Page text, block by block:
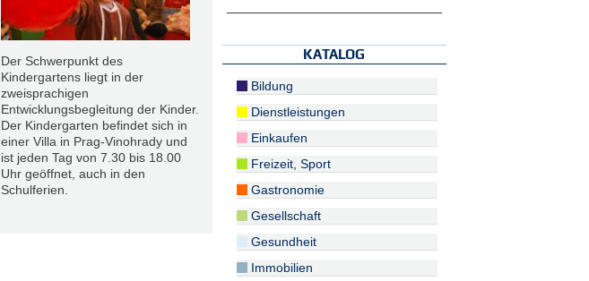
Der Schwerpunkt des
Kindergartens liegt in der
zweisprachigen
Entwicklungsbegleitung der Kinder.
Der Kindergarten befindet sich in
einer Villa in Prag-Vinohrady und
ist jeden Tag von 7.30 bis 18.00
Uhr geöffnet, auch in den
Schulferien.
KATALOG
Bildung
Dienstleistungen
Einkaufen
Freizeit, Sport
Gastronomie
Gesellschaft
Gesundheit
Immobilien